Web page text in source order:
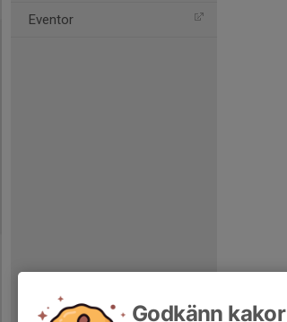
Eventor
Godkänn kakor